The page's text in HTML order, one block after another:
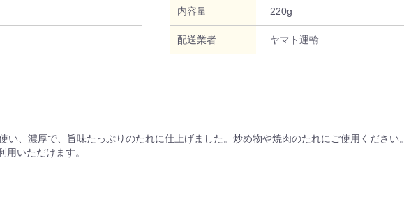
内容量 220g
配送業者 ヤマト運輸
い、濃厚で、旨味たっぷりのたれに仕上げました。炒め物や焼肉のたれにご使用ください。
いただけます。